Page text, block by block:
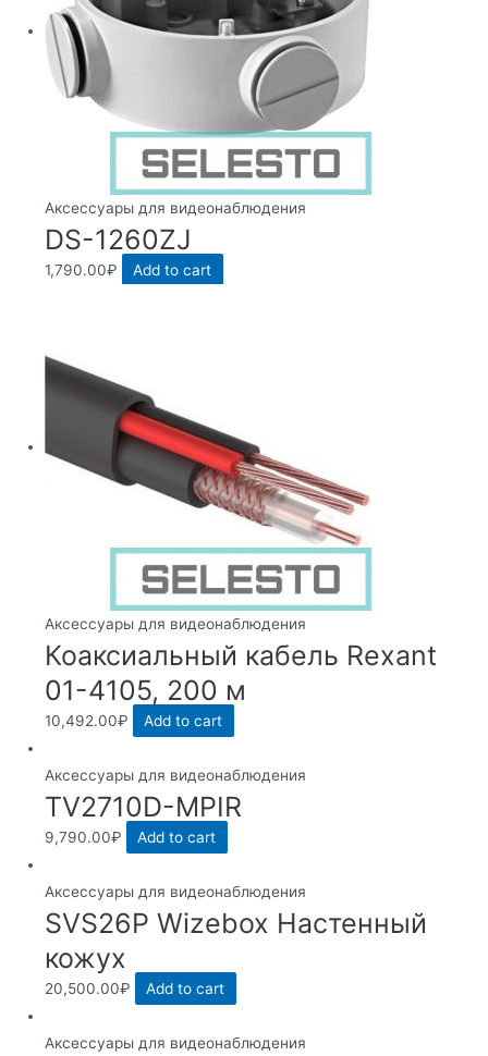
Аксессуары для видеонаблюдения
DS-1260ZJ
1,790.00₽ Add to cart
Аксессуары для видеонаблюдения
Коаксиальный кабель Rexant
01-4105, 200 м
10,492.00₽ Add to cart
Аксессуары для видеонаблюдения
TV2710D-MPIR
9,790.00₽ Add to cart
Аксессуары для видеонаблюдения
SVS26P Wizebox Настенный
кожух
20,500.00₽ Add to cart
Аксессуары для видеонаблюдения